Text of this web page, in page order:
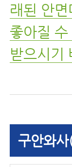
래된 안
좋아질
받으시기
구안와